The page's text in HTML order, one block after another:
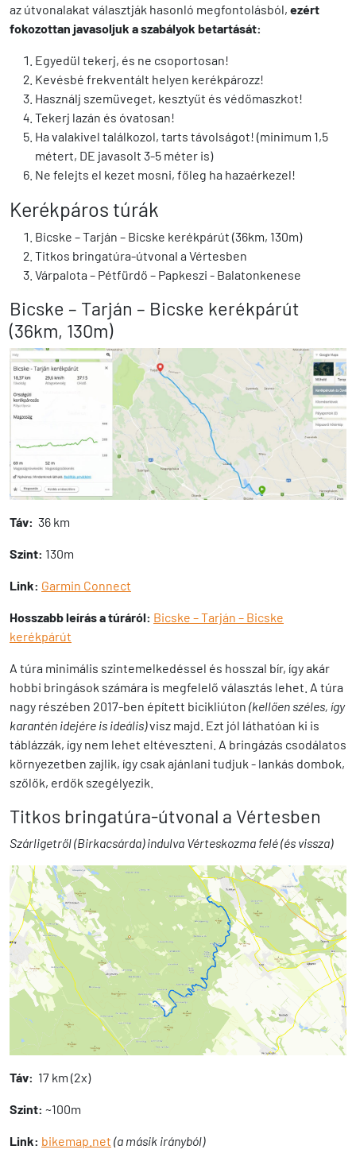
az útvonalakat választják hasonló megfontolásból, ezért
fokozottan javasoljuk a szabályok betartását:
Egyedül tekerj, és ne csoportosan!
Kevésbé frekventált helyen kerékpározz!
Használj szemüveget, kesztyűt és védőmaszkot!
Tekerj lazán és óvatosan!
Ha valakivel találkozol, tarts távolságot! (minimum 1,5
métert, DE javasolt 3-5 méter is)
Ne felejts el kezet mosni, főleg ha hazaérkezel!
Kerékpáros túrák
Bicske – Tarján – Bicske kerékpárút (36km, 130m)
Titkos bringatúra-útvonal a Vértesben
Várpalota – Pétfürdő – Papkeszi - Balatonkenese
Bicske – Tarján – Bicske kerékpárút
(36km, 130m)
Táv: 36 km
Szint: 130m
Link: Garmin Connect
Hosszabb leírás a túráról: Bicske – Tarján – Bicske
kerékpárút
A túra minimális szintemelkedéssel és hosszal bír, így akár
hobbi bringások számára is megfelelő választás lehet. A túra
nagy részében 2017-ben épített bicikliúton (kellően széles, így
karantén idejére is ideális)visz majd. Ezt jól láthatóan ki is
táblázzák, így nem lehet eltéveszteni. A bringázás csodálatos
környezetben zajlik, így csak ajánlani tudjuk - lankás dombok,
szőlők, erdők szegélyezik.
Titkos bringatúra-útvonal a Vértesben
Szárligetről (Birkacsárda) indulva Vérteskozma felé (és vissza)
Táv: 17 km (2x)
Szint: ~100m
Link: bikemap.net (a másik irányból)